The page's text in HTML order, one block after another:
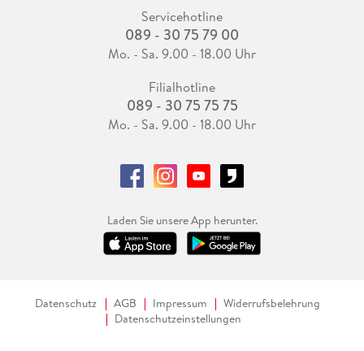
Servicehotline
089 - 30 75 79 00
Mo. - Sa. 9.00 - 18.00 Uhr
Filialhotline
089 - 30 75 75 75
Mo. - Sa. 9.00 - 18.00 Uhr
Laden Sie unsere App herunter.
Datenschutz AGB Impressum
Widerrufsbelehrung
Datenschutzeinstellungen